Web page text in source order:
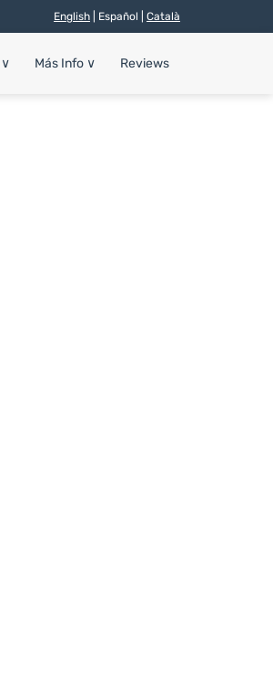
English | Español | Català
∨ Más Info ∨ Reviews